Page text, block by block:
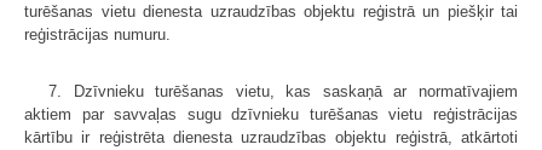
turēšanas vietu dienesta uzraudzības objektu reģistrā un piešķir tai
reģistrācijas numuru.
7. Dzīvnieku turēšanas vietu, kas saskaņā ar normatīvajiem
aktiem par savvaļas sugu dzīvnieku turēšanas vietu reģistrācijas
kārtību ir reģistrēta dienesta uzraudzības objektu reģistrā, atkārtoti